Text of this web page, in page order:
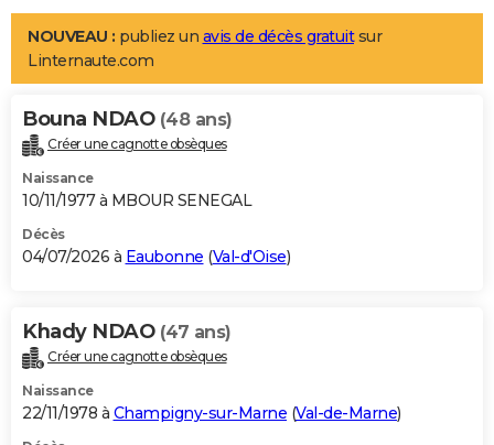
LIFESTYLE
Art de vivre
Bien-être
Loisirs
Mode
Modes de vie
Alimentation
Guide de la santé
Maladies
Médicaments
Sommeil
VOYAGE
Destinations
City break
Voyage nature
Voyage de noces
Forum
Climat
+PHOTO
GUIDES D'ACHAT
BONS PLANS
Carte de Noël
Carte Bonne année
Carte Saint-Valentin
Carte Pâques
Carte d'anniversaire
DICTIONNAIRE
Dictionnaire
Biographies
Citations
Expressions
Proverbes
PROGRAMME TV
NOUVEAU : publiez un avis de décès gratuitsur
Linternaute.com
Bouna NDAO (48 ans)
Créer une cagnotte obsèques
Naissance
10/11/1977 à MBOUR SENEGAL
Décès
04/07/2026 à Eaubonne (Val-d'Oise)
Khady NDAO (47 ans)
Créer une cagnotte obsèques
Naissance
22/11/1978 à Champigny-sur-Marne (Val-de-Marne)